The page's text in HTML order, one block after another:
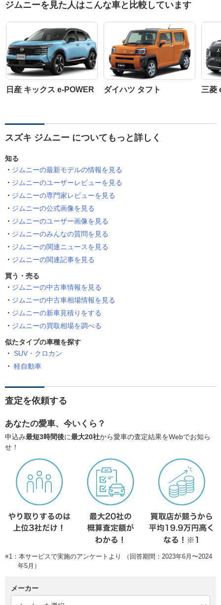
ジムニーを見た人はこんな車と比較しています
日産 キックス e-POWER ダイハツ タフト 三菱
スズキ ジムニー についてもっと詳しく
知る
ジムニーの最新モデルの情報を見る
ジムニーのユーザーレビューを見る
ジムニーの専門家レビューを見る
ジムニーの公式画像を見る
ジムニーのユーザー画像を見る
ジムニーのみんなの質問を見る
ジムニーの関連ニュースを見る
ジムニーの関連記事を見る
買う・売る
ジムニーの中古車情報を見る
ジムニーの中古車相場情報を見る
ジムニーの新車見積りをする
ジムニーの買取相場を調べる
似たタイプの車種を探す
SUV・クロカン
軽自動車
査定を依頼する
あなたの愛車、今いくら？
申込み最短3時間後に最大20社から愛車の査定結果をWebでお知ら
せ！
※1：本サービスで実施のアンケートより （回答期間：2023年6月〜2024
年5月）
メーカー